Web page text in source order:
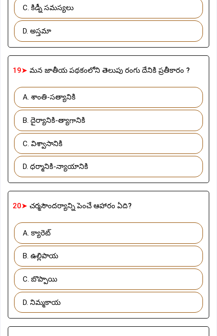
C. కిడ్నీ సమస్యలు
D. అస్తమా
19➤ మన జాతీయ పథకంలోని తెలుపు రంగు దేనికి ప్రతీకారం ?
A. శాంతి-సత్యానికి
B. దైర్యానికి-త్యాగానికి
C. విశ్వాసానికి
D. ధర్మానికి-న్యాయానికి
20➤ చర్మసౌందర్యాన్ని పెంచే ఆహారం ఏది?
A. క్యారెట్
B. ఉల్లిపాయ
C. బొప్పాయి
D. నిమ్మకాయ